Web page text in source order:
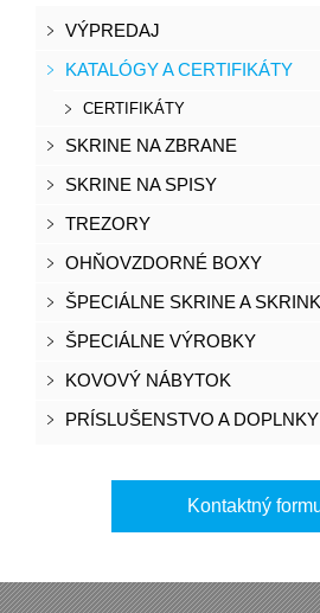
VÝPREDAJ
KATALÓGY A CERTIFIKÁTY
CERTIFIKÁTY
SKRINE NA ZBRANE
SKRINE NA SPISY
TREZORY
OHŇOVZDORNÉ BOXY
ŠPECIÁLNE SKRINE A
ŠPECIÁLNE VÝROBKY
KOVOVÝ NÁBYTOK
PRÍSLUŠENSTVO A
Kontaktný